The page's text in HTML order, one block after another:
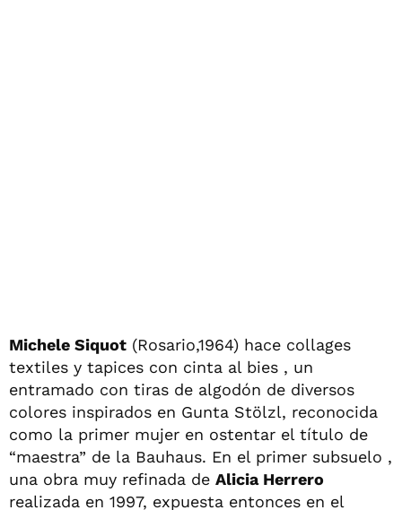
Michele Siquot (Rosario,1964) hace collages
textiles y tapices con cinta al bies , un
entramado con tiras de algodón de diversos
colores inspirados en Gunta Stölzl, reconocida
como la primer mujer en ostentar el título de
“maestra” de la Bauhaus. En el primer subsuelo ,
una obra muy refinada de Alicia Herrero
realizada en 1997, expuesta entonces en el